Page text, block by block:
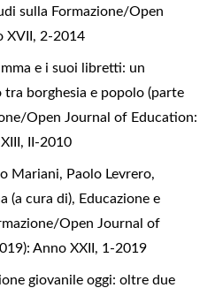
sulla Formazione/Open
XVII, 2-2014
e i suoi libretti: un
tra borghesia e popolo (parte
Open Journal of Education:
II-2010
Mariani, Paolo Levrero,
(a cura di), Educazione e
Open Journal of
Anno XXII, 1-2019
giovanile oggi: oltre due